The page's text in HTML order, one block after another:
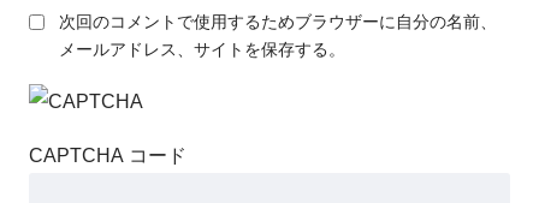
次回のコメントで使用するためブラウザーに自分の名前、
メールアドレス、サイトを保存する。
CAPTCHA コード